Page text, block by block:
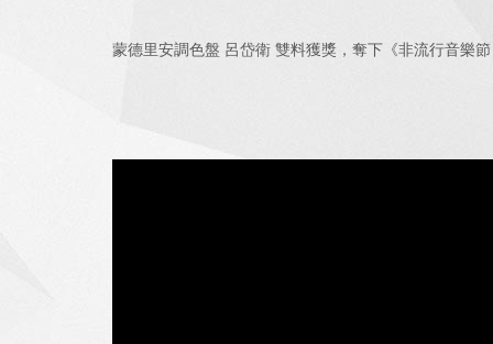
蒙德里安調色盤 呂岱衛 雙料獲獎，奪下《非流行音樂